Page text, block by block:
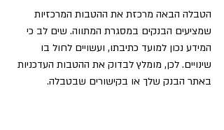
הטבלה הבאה מרכזת את ההטבות המרכזיות
שמציעים הבנקים במסגרת המתווה. שים לב כי
המידע נכון למועד כתיבתו, ועשויים לחול בו
שינויים. לכן, מומלץ לבדוק את ההטבות העדכניות
באתר הבנק שלך או בקישורים שבטבלה.